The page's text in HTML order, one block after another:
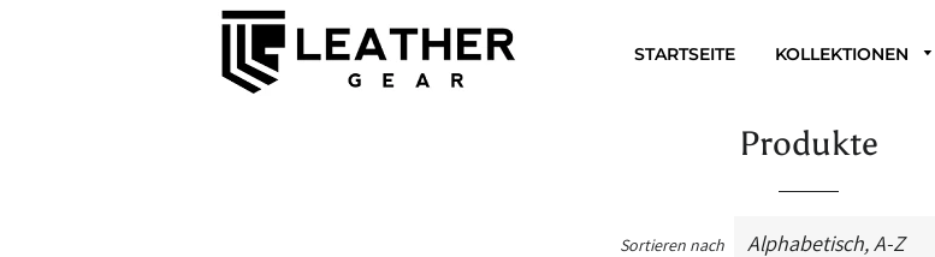
STARTSEITE KOLLEKTIONEN
Produkte
Sortieren nach